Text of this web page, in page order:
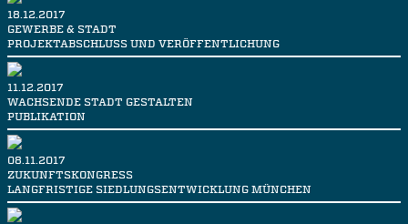
18.12.2017
GEWERBE & STADT
PROJEKTABSCHLUSS UND VERÖFFENTLICHUNG
11.12.2017
WACHSENDE STADT GESTALTEN
PUBLIKATION
08.11.2017
ZUKUNFTSKONGRESS
LANGFRISTIGE SIEDLUNGSENTWICKLUNG MÜNCHEN